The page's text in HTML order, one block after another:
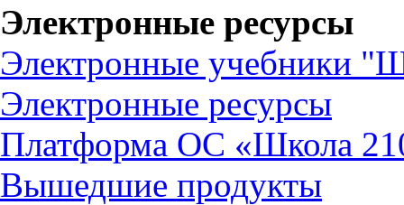
Электронные ресурсы
Электронные учебники
Электронные ресурсы
Платформа ОС «Школа
Вышедшие продукты